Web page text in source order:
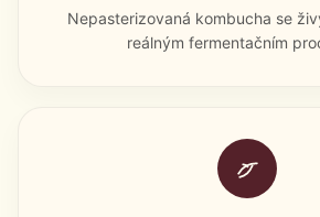
Nepasterizovaná kombucha se
reálným fermentačním